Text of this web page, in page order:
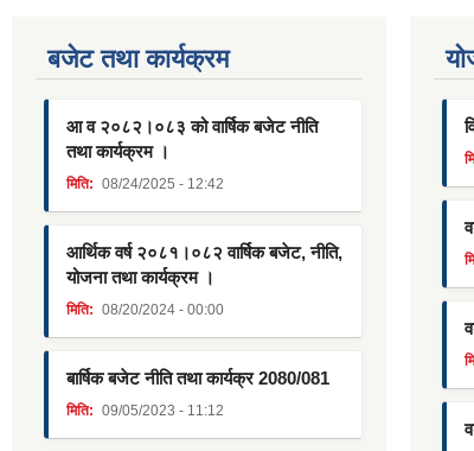
बजेट तथा कार्यक्रम
आ व २०८२।०८३ को वार्षिक बजेट नीति
तथा कार्यक्रम ।
मिति: 08/24/2025 - 12:42
आर्थिक वर्ष २०८१।०८२ वार्षिक बजेट, नीति,
योजना तथा कार्यक्रम ।
मिति: 08/20/2024 - 00:00
बार्षिक बजेट नीति तथा कार्यक्र 2080/081
मिति: 09/05/2023 - 11:12